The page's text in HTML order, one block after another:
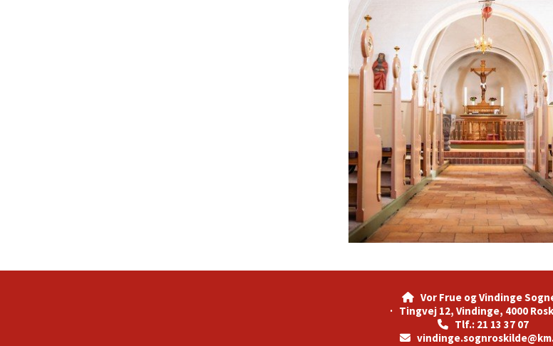
Vor Frue og Vindinge
· Tingvej 12, Vindinge, 4000
 Tlf.: 21 13 37 07
